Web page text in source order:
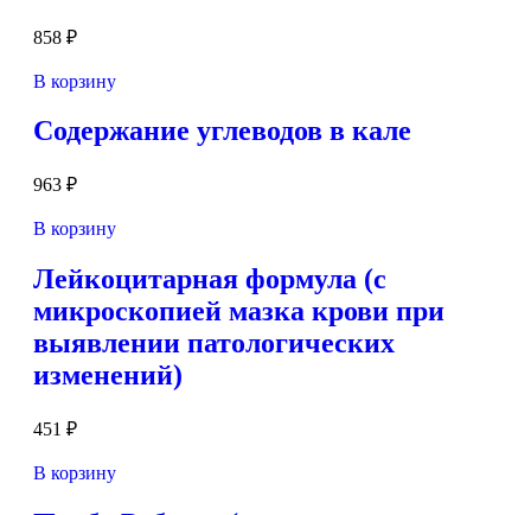
858 ₽
В корзину
Содержание углеводов в кале
963 ₽
В корзину
Лейкоцитарная формула (с
микроскопией мазка крови при
выявлении патологических
изменений)
451 ₽
В корзину